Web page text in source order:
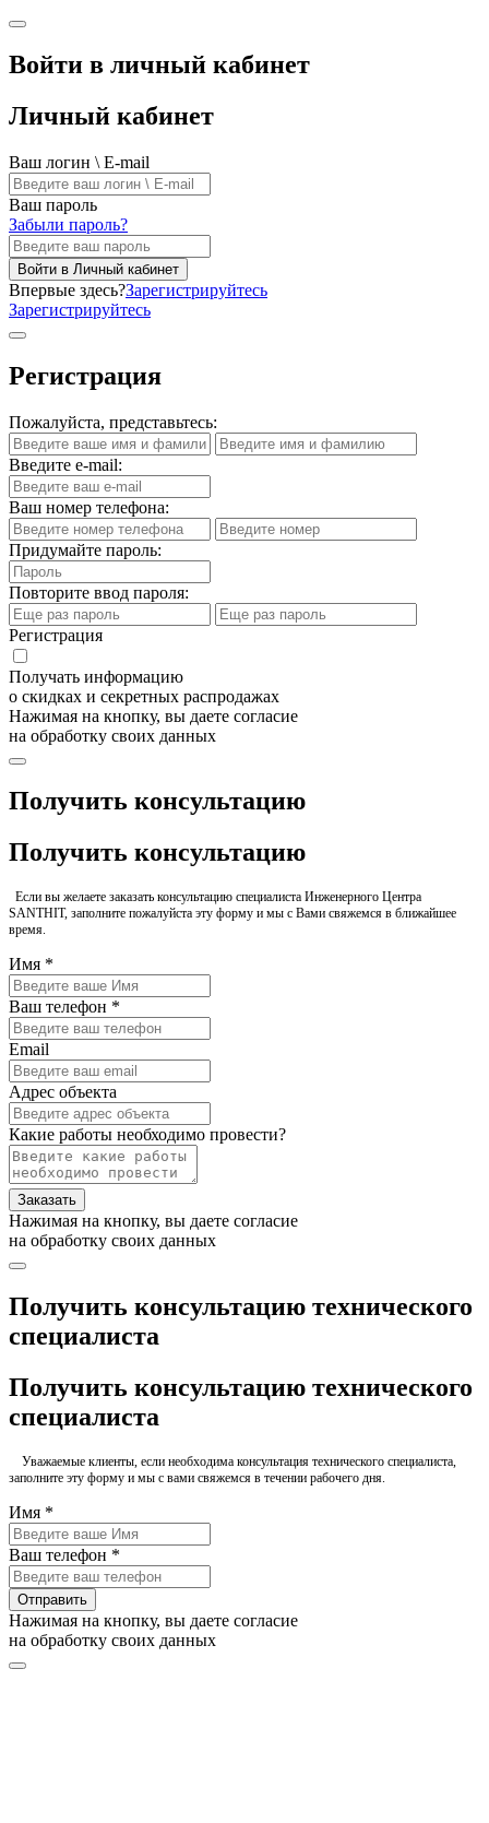
Войти в личный кабинет
Личный кабинет
Ваш логин \ E-mail
Ваш пароль
Забыли пароль?
Войти в Личный кабинет
Впервые здесь?Зарегистрируйтесь
Зарегистрируйтесь
Регистрация
Пожалуйста, представьтесь:
Введите e-mail:
Ваш номер телефона:
Придумайте пароль:
Повторите ввод пароля:
Регистрация
Получать информацию
о скидках и секретных распродажах
Нажимая на кнопку, вы даете согласие
на обработку своих данных
Получить консультацию
Получить консультацию
Если вы желаете заказать консультацию специалиста Инженерного Центра
SANTHIT, заполните пожалуйста эту форму и мы с Вами свяжемся в ближайшее
время.
Имя *
Ваш телефон *
Email
Адрес объекта
Какие работы необходимо провести?
Заказать
Нажимая на кнопку, вы даете согласие
на обработку своих данных
Получить консультацию технического
специалиста
Получить консультацию технического
специалиста
Уважаемые клиенты, если необходима консультация технического специалиста,
заполните эту форму и мы с вами свяжемся в течении рабочего дня.
Имя *
Ваш телефон *
Отправить
Нажимая на кнопку, вы даете согласие
на обработку своих данных